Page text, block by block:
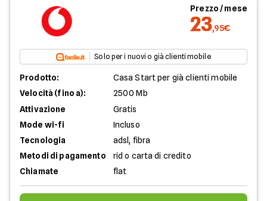
Prezzo / mese
23,95€
Solo per i nuovi o già clienti mobile
Prodotto:
Casa Start per già clienti mobile
Velocità (fino a):
2500 Mb
Attivazione
Gratis
Mode wi-fi
Incluso
Tecnologia
adsl, fibra
Metodi di pagamento
rid o carta di credito
Chiamate
flat